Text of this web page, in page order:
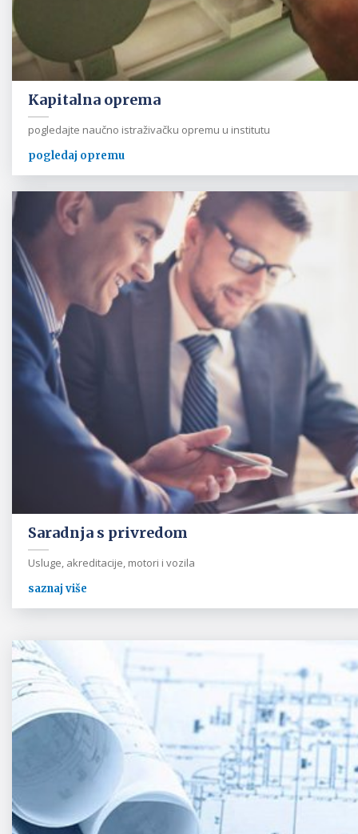
Kapitalna oprema
pogledajte naučno istraživačku opremu u institutu
pogledaj opremu
Saradnja s privredom
Usluge, akreditacije, motori i vozila
saznaj više